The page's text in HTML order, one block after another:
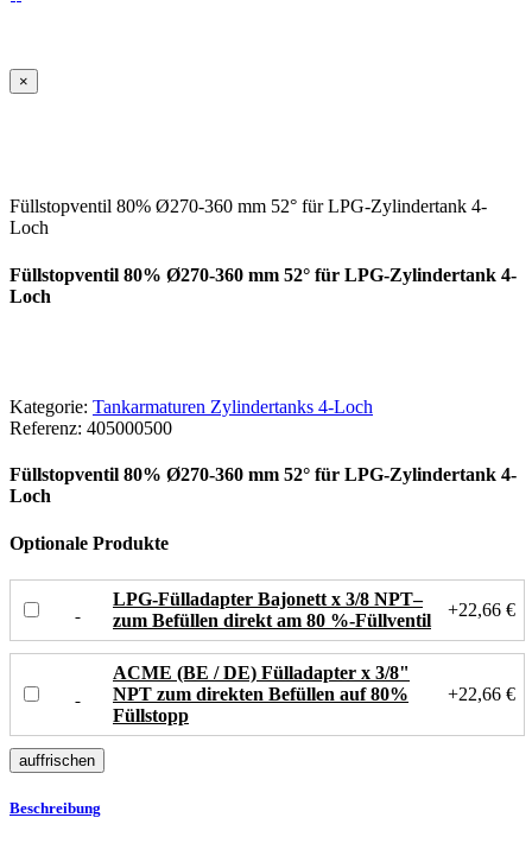
×
Füllstopventil 80% Ø270-360 mm 52° für LPG-Zylindertank 4-
Loch
Füllstopventil 80% Ø270-360 mm 52° für LPG-Zylindertank 4-
Loch
Kategorie: Tankarmaturen Zylindertanks 4-Loch
Referenz: 405000500
Füllstopventil 80% Ø270-360 mm 52° für LPG-Zylindertank 4-
Loch
Optionale Produkte
LPG-Fülladapter Bajonett x 3/8 NPT–
zum Befüllen direkt am 80 %-Füllventil
+22,66 €
ACME (BE / DE) Fülladapter x 3/8"
NPT zum direkten Befüllen auf 80%
Füllstopp
+22,66 €
Beschreibung